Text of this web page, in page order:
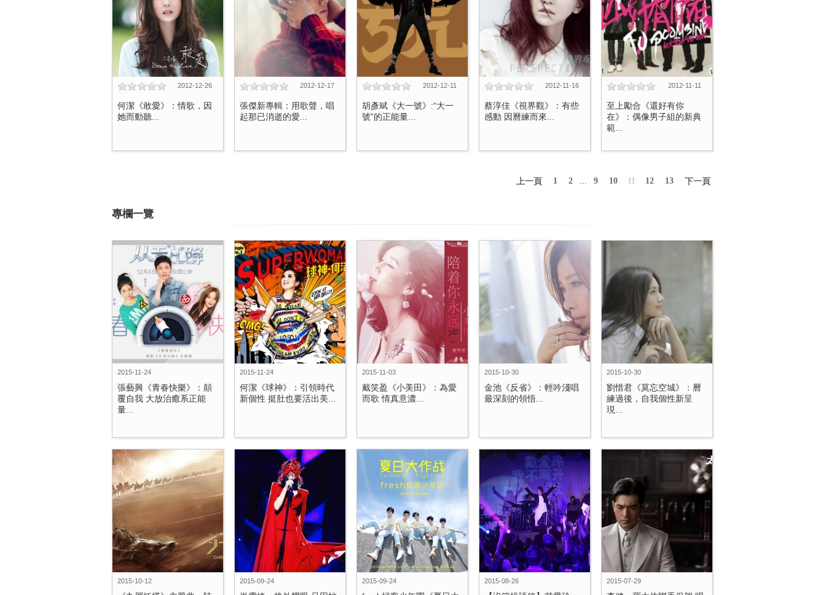
2012-12-26
何潔《敢愛》：情歌，因
她而動聽...
2012-12-17
張傑新專輯：用歌聲，唱
起那已消逝的愛...
2012-12-11
胡彥斌《大一號》:“大一
號”的正能量...
2012-11-16
蔡淳佳《視界觀》：有些
感動 因曆練而來...
2012-11-11
至上勵合《還好有你
在》：偶像男子組的新典
範...
上一頁 1 2 ... 9 10 11 12 13 下一頁
專欄一覽
2015-11-24
張藝興《青春快樂》：顛
覆自我 大放治癒系正能
量...
2015-11-24
何潔《球神》：引領時代
新個性 挺肚也要活出美...
2015-11-03
戴笑盈《小美田》：為愛
而歌 情真意濃...
2015-10-30
金池《反省》：輕吟淺唱
最深刻的領悟...
2015-10-30
劉惜君《莫忘空城》：曆
練過後，自我個性新呈
現...
2015-10-12 2015-09-24 2015-09-24 2015-08-26 2015-07-29